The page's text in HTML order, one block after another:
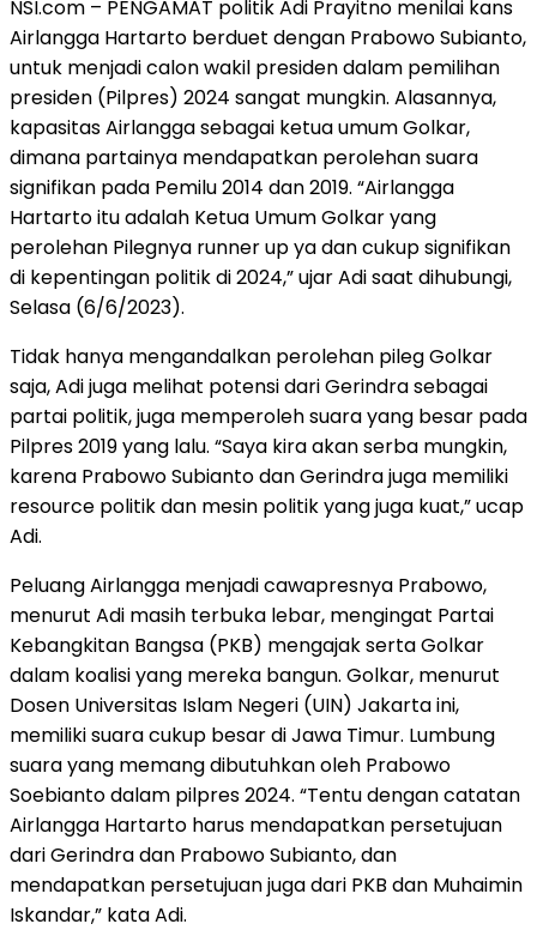
NSI.com – PENGAMAT politik Adi Prayitno menilai kans
Airlangga Hartarto berduet dengan Prabowo Subianto,
untuk menjadi calon wakil presiden dalam pemilihan
presiden (Pilpres) 2024 sangat mungkin. Alasannya,
kapasitas Airlangga sebagai ketua umum Golkar,
dimana partainya mendapatkan perolehan suara
signifikan pada Pemilu 2014 dan 2019. “Airlangga
Hartarto itu adalah Ketua Umum Golkar yang
perolehan Pilegnya runner up ya dan cukup signifikan
di kepentingan politik di 2024,” ujar Adi saat dihubungi,
Selasa (6/6/2023).
Tidak hanya mengandalkan perolehan pileg Golkar
saja, Adi juga melihat potensi dari Gerindra sebagai
partai politik, juga memperoleh suara yang besar pada
Pilpres 2019 yang lalu. “Saya kira akan serba mungkin,
karena Prabowo Subianto dan Gerindra juga memiliki
resource politik dan mesin politik yang juga kuat,” ucap
Adi.
Peluang Airlangga menjadi cawapresnya Prabowo,
menurut Adi masih terbuka lebar, mengingat Partai
Kebangkitan Bangsa (PKB) mengajak serta Golkar
dalam koalisi yang mereka bangun. Golkar, menurut
Dosen Universitas Islam Negeri (UIN) Jakarta ini,
memiliki suara cukup besar di Jawa Timur. Lumbung
suara yang memang dibutuhkan oleh Prabowo
Soebianto dalam pilpres 2024. “Tentu dengan catatan
Airlangga Hartarto harus mendapatkan persetujuan
dari Gerindra dan Prabowo Subianto, dan
mendapatkan persetujuan juga dari PKB dan Muhaimin
Iskandar,” kata Adi.